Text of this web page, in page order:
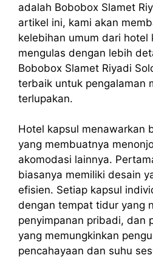
adalah Bobobox Slamet
artikel ini, kami akan
kelebihan umum dari hotel
mengulas dengan lebih
Bobobox Slamet Riyadi
terbaik untuk pengalaman
terlupakan.
Hotel kapsul menawarkan
yang membuatnya
akomodasi lainnya.
biasanya memiliki desain
efisien. Setiap kapsul
dengan tempat tidur yang
penyimpanan pribadi, dan
yang memungkinkan
pencahayaan dan suhu